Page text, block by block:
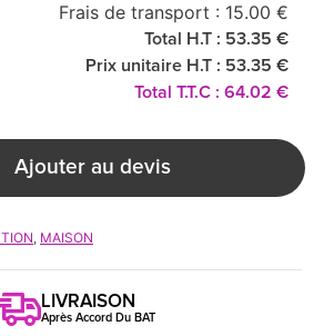
Frais de transport : 15.00 €
Total H.T : 53.35 €
Prix unitaire H.T : 53.35 €
Total T.T.C : 64.02 €
Ajouter au devis
, MAISON
LIVRAISON
Après Accord Du BAT